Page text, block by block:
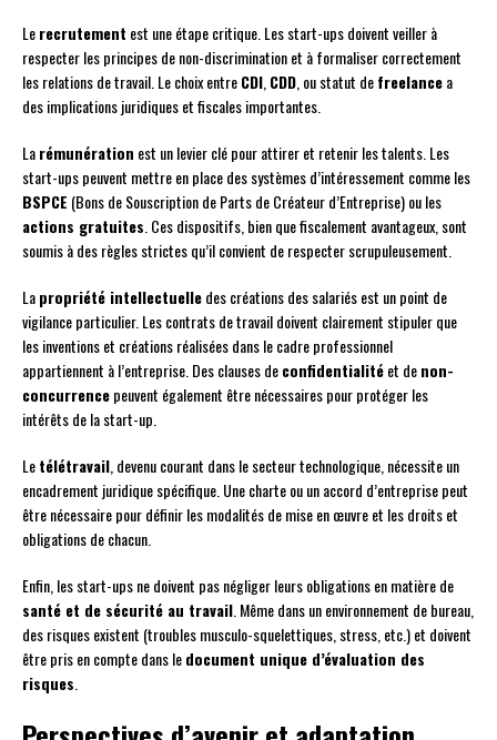
Lerecrutement est une étape critique. Les start-ups doivent veiller à
respecter les principes de non-discrimination et à formaliser correctement
les relations de travail. Le choix entreCDI,CDD, ou statut defreelancea
des implications juridiques et fiscales importantes.
Larémunération est un levier clé pour attirer et retenir les talents. Les
start-ups peuvent mettre en place des systèmes d’intéressement comme les
BSPCE (Bons de Souscription de Parts de Créateur d’Entreprise) ou les
actions gratuites. Ces dispositifs, bien que fiscalement avantageux, sont
soumis à des règles strictes qu’il convient de respecter scrupuleusement.
Lapropriété intellectuelledes créations des salariés est un point de
vigilance particulier. Les contrats de travail doivent clairement stipuler que
les inventions et créations réalisées dans le cadre professionnel
appartiennent à l’entreprise. Des clauses deconfidentialitéet denon-
concurrencepeuvent également être nécessaires pour protéger les
intérêts de la start-up.
Letélétravail, devenu courant dans le secteur technologique, nécessite un
encadrement juridique spécifique. Une charte ou un accord d’entreprise peut
être nécessaire pour définir les modalités de mise en œuvre et les droits et
obligations de chacun.
Enfin, les start-ups ne doivent pas négliger leurs obligations en matière de
santé et de sécurité au travail. Même dans un environnement de bureau,
des risques existent (troubles musculo-squelettiques, stress, etc.) et doivent
être pris en compte dans ledocument unique d’évaluation des
risques.